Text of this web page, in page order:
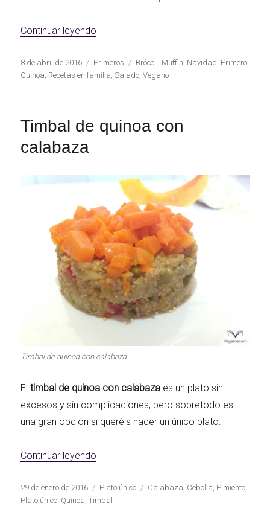
Continuar leyendo
Publicado
el
8 de abril de 2016 Categorías
Primeros Etiquetas
Brócoli Muffin Navidad Primero
Quinoa Recetas en familia ,Salado ,Vegano
Timbal de quinoa con
calabaza
Timbal de quinoa con calabaza
Eltimbal de quinoa con calabaza es un plato sin
excesos y sin complicaciones, pero sobretodo es
una gran opción si queréis hacer un único plato.
Continuar leyendo
Publicado
el
29 de enero de 2016 Categorías
Plato único Etiquetas
Calabaza, Cebolla, Pimiento,
Plato único, Quinoa,Timbal